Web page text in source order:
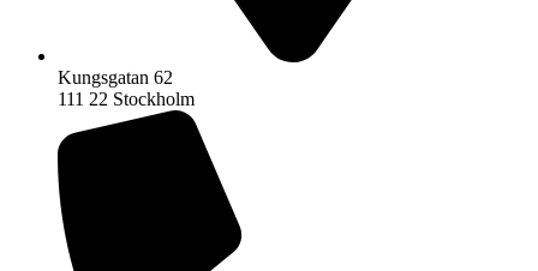
Kungsgatan 62
111 22 Stockholm